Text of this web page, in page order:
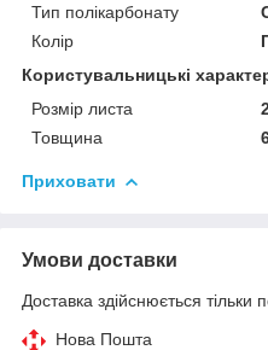
Тип полікарбонату
Колір
Користувальницькі
Розмір листа
Товщина
Приховати
Умови доставки
Доставка здійснюється тільки
Нова Пошта